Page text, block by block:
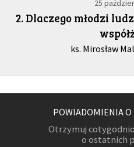
25
2. Dlaczego młodzi
ks. Mirosław
POWIADOMIENIA O
Otrzymuj
o ostatnich